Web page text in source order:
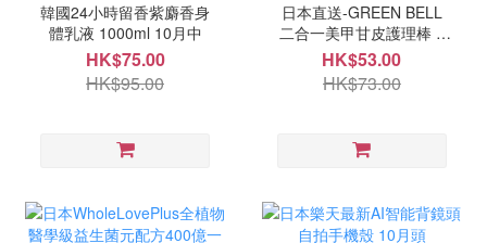
韓國24小時留香紫麝香身
體乳液 1000ml 10月中
HK$75.00
HK$95.00
日本直送-GREEN BELL
二合一美甲甘皮護理棒 9
月中
HK$53.00
HK$73.00